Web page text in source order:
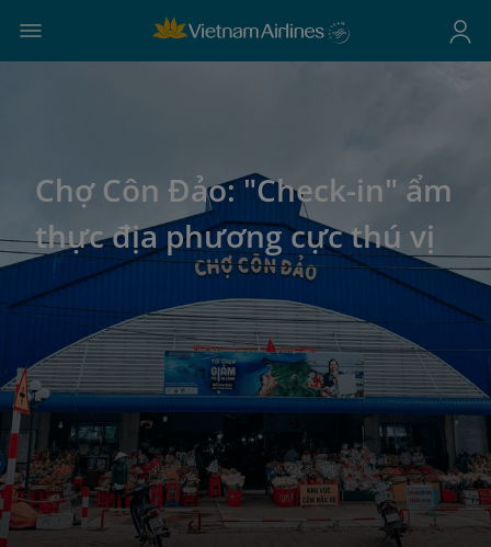
Chợ Côn Đảo: "Check-in" ẩm
thực địa phương cực thú vị